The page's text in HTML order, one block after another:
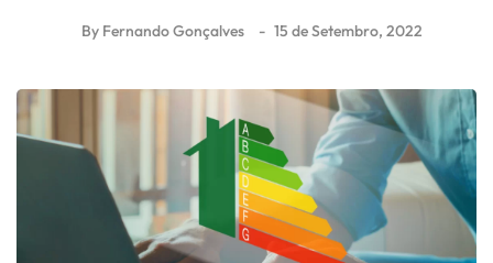
By Fernando Gonçalves 15 de Setembro, 2022